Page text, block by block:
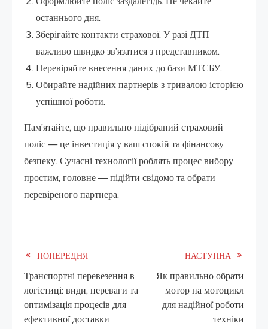
останнього дня.
Зберігайте контакти страхової. У разі ДТП
важливо швидко зв’язатися з представником.
Перевіряйте внесення даних до бази МТСБУ.
Обирайте надійних партнерів з тривалою історією
успішної роботи.
Пам’ятайте, що правильно підібраний страховий
поліс — це інвестиція у ваш спокій та фінансову
безпеку. Сучасні технології роблять процес вибору
простим, головне — підійти свідомо та обрати
перевіреного партнера.
Read
more
articles
ПОПЕРЕДНЯ
Транспортні перевезення в
логістиці: види, переваги та
оптимізація процесів для
ефективної доставки
НАСТУПНА
Як правильно обрати
мотор на мотоцикл
для надійної роботи
техніки